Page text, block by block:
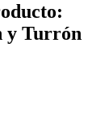
y Turrón